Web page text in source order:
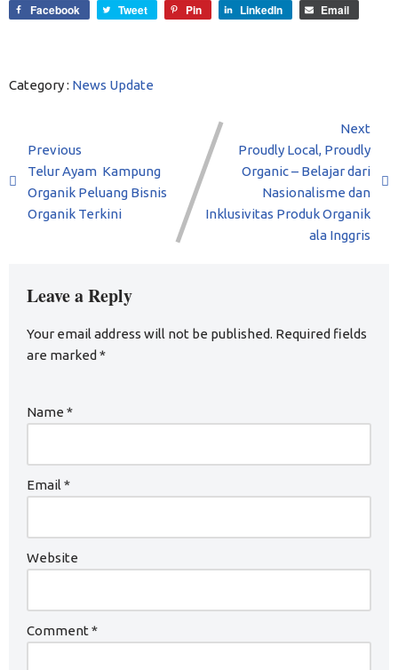
Facebook
Tweet Pin LinkedIn Email
Category : News Update
Previous
Telur Ayam Kampung
Organik Peluang Bisnis
Organik Terkini
Next
Proudly Local, Proudly
Organic – Belajar dari
Nasionalisme dan
Inklusivitas Produk Organik
ala Inggris
Leave a Reply
Your email address will not be published. Required fields
are marked *
Name *
Email *
Website
Comment *